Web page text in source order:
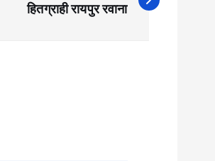
हितग्राही रायपुर रवाना